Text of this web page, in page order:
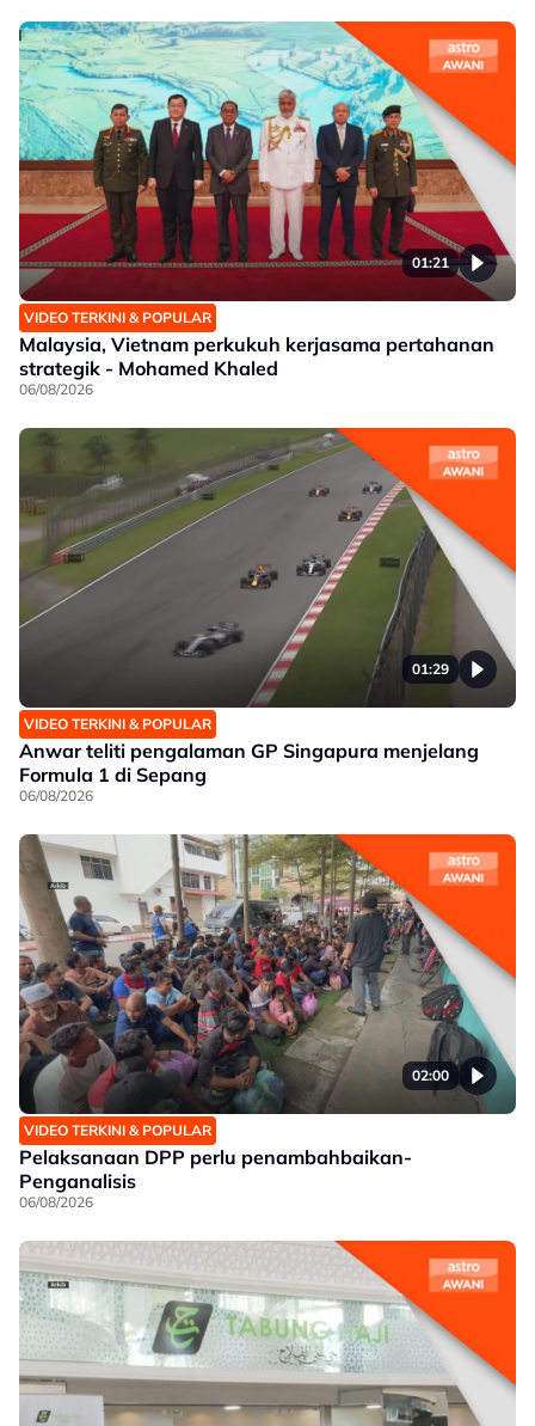
01:21
VIDEO TERKINI & POPULAR
Malaysia, Vietnam perkukuh kerjasama pertahanan
strategik - Mohamed Khaled
06/08/2026
01:29
VIDEO TERKINI & POPULAR
Anwar teliti pengalaman GP Singapura menjelang
Formula 1 di Sepang
06/08/2026
02:00
VIDEO TERKINI & POPULAR
Pelaksanaan DPP perlu penambahbaikan-
Penganalisis
06/08/2026